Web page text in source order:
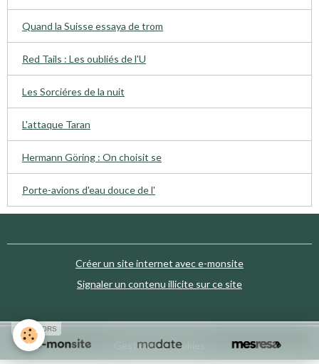
Quand la Suisse essaya de trom
Red Tails : Les oubliés de l'U
Les Sorciéres de la nuit
L'attaque Taran
Hermann Göring : On choisit se
Porte-avions d'eau douce de l'
Créer un site internet avec e-monsite
Signaler un contenu illicite sur ce site
Gestion des cookies
SPONSORS